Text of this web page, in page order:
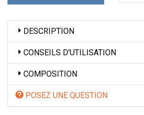
DESCRIPTION
CONSEILS D'UTILISATION
COMPOSITION
POSEZ UNE QUESTION